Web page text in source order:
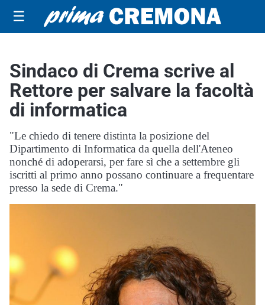
☰
Sindaco di Crema scrive al
Rettore per salvare la facoltà
di informatica
"Le chiedo di tenere distinta la posizione del
Dipartimento di Informatica da quella dell'Ateneo
nonché di adoperarsi, per fare sì che a settembre gli
iscritti al primo anno possano continuare a frequentare
presso la sede di Crema."